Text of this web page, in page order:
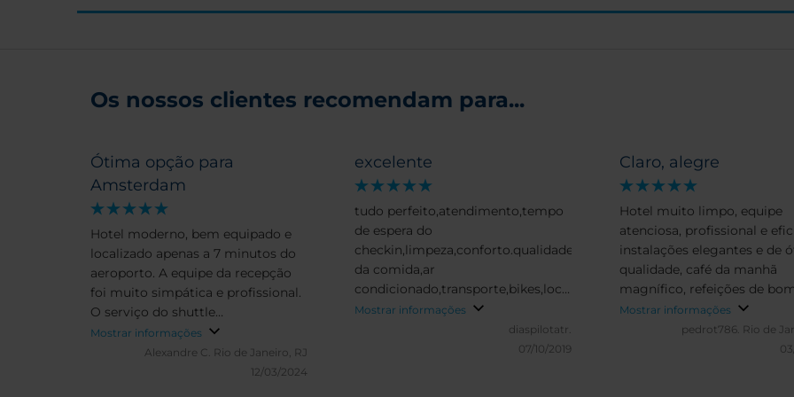
Os nossos clientes recomendam para...
Ótima opção para
Amsterdam
Hotel moderno, bem equipado e
localizado apenas a 7 minutos do
aeroporto. A equipe da recepção
foi muito simpática e profissional.
O serviço do shuttle
(aeroporto/hotel) funciona
pontualmente, com partidas a
cada 30 minutos, em cada
Mostrar informações
Alexandre C. Rio de Janeiro, RJ
12/03/2024
excelente
tudo perfeito,atendimento,tempo
de espera do
checkin,limpeza,conforto.qualidade
da comida,ar
condicionado,transporte,bikes,localidades,loja
de suvenir,fiquei bastante
tudo,recomendo para todos que
Mostrar informações
diaspilotatr.
07/10/2019
Claro, alegre
Hotel muito limpo, equipe
atenciosa, profissional e
instalações elegantes e de
qualidade, café da manhã
magnífico, refeições de
paladar e servidas sem
enfim, um hotel nota 10. O
aspecto não tão positivo
Mostrar informações
pedrot786. Rio de